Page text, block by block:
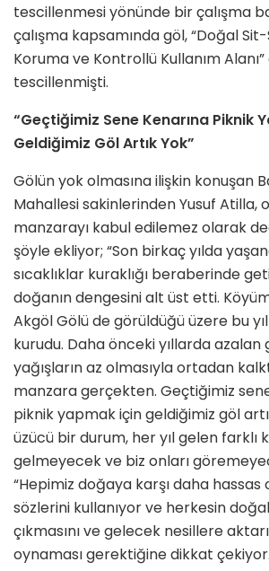
tescillenmesi yönünde bir çalışma
çalışma kapsamında göl, “Doğal
Koruma ve Kontrollü Kullanım
tescillenmişti.
“Geçtiğimiz Sene Kenarına Piknik
Geldiğimiz Göl Artık Yok”
Gölün yok olmasına ilişkin konuşan
Mahallesi sakinlerinden Yusuf Atilla,
manzarayı kabul edilemez olarak
şöyle ekliyor; “Son birkaç yılda
sıcaklıklar kuraklığı beraberinde
doğanın dengesini alt üst etti.
Akgöl Gölü de görüldüğü üzere bu
kurudu. Daha önceki yıllarda azalan
yağışların az olmasıyla ortadan
manzara gerçekten. Geçtiğimiz
piknik yapmak için geldiğimiz göl
üzücü bir durum, her yıl gelen farklı
gelmeyecek ve biz onları
“Hepimiz doğaya karşı daha hassas
sözlerini kullanıyor ve herkesin
çıkmasını ve gelecek nesillere
oynaması gerektiğine dikkat çekiyor.